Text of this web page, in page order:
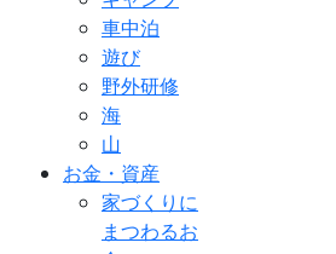
車中泊
遊び
野外研修
海
山
お金・資産
家づくりに
まつわるお